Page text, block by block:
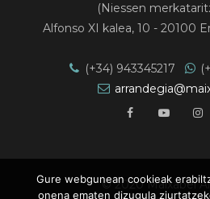
(Niessen
Alfonso XI kalea, 10 -
(+34) 943345217
© 2020 Maixabel
Gure webgunean cookieak
onena ematen dizugula